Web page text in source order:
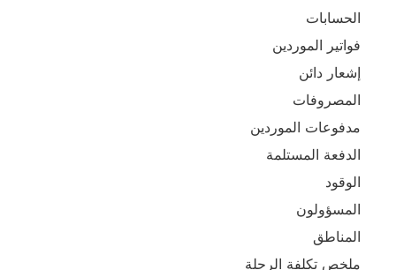
الحسابات
فواتير الموردين
إشعار دائن
المصروفات
مدفوعات الموردين
الدفعة المستلمة
الوقود
المسؤولون
المناطق
ملخص تكلفة الرحلة